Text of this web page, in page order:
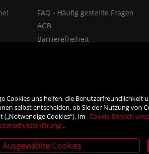
FAQ - Häufig gestellte Fragen
AGB
Barrierefreiheit
uns helfen, die
selbst entscheiden, ob Sie der Nutzung von
Cookies“). Im Cookie-Bereich
.
Ausgewählte Cookies